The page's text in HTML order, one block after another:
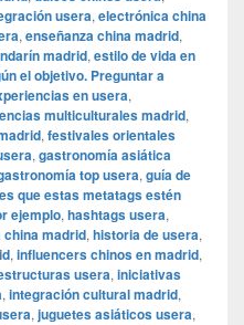
usera, electrónica china
, enseñanza china madrid,
madrid, estilo de vida en
el objetivo. Preguntar a
en usera,
multiculturales madrid,
, festivales orientales
, gastronomía asiática
top usera, guía de
que estas metatags estén
ejemplo, hashtags usera,
madrid, historia de usera,
, influencers chinos en madrid,
usera, iniciativas
, integración cultural madrid,
, juguetes asiáticos usera,